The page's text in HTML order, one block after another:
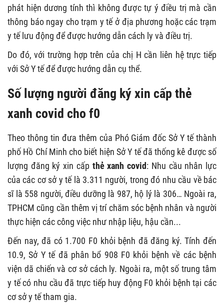
phát hiện dương tính thì không được tự ý điều trị mà cần
thông báo ngay cho trạm y tế ở địa phương hoặc các trạm
y tế lưu động để được hướng dẫn cách ly và điều trị.
Do đó, với trường hợp trên của chị H cần liên hệ trực tiếp
với Sở Y tế để được hướng dẫn cụ thể.
Số lượng người đăng ký xin cấp thẻ
xanh covid cho f0
Theo thông tin đưa thêm của Phó Giám đốc Sở Y tế thành
phố Hồ Chí Minh cho biết hiện Sở Y tế đã thống kê được số
lượng đăng ký xin cấp thẻ xanh covid: Nhu cầu nhân lực
của các cơ sở y tế là 3.311 người, trong đó nhu cầu về bác
sĩ là 558 người, điều dưỡng là 987, hộ lý là 306… Ngoài ra,
TPHCM cũng cần thêm vị trí chăm sóc bệnh nhân và người
thực hiện các công việc như nhập liệu, hậu cần...
Đến nay, đã có 1.700 F0 khỏi bệnh đã đăng ký. Tính đến
10.9, Sở Y tế đã phân bổ 908 F0 khỏi bệnh về các bệnh
viện dã chiến và cơ sở cách ly. Ngoài ra, một số trung tâm
y tế có nhu cầu đã trực tiếp huy động F0 khỏi bệnh tại các
cơ sở y tế tham gia.